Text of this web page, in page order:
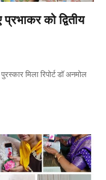
को द्वितीय
मिला रिपोर्ट डॉ अनमोल